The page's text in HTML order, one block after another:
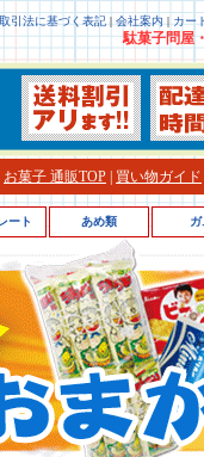
引法に基づく表記 | 会社案内 | カー
駄菓子問屋
お菓子 通販TOP 買い物ガイド